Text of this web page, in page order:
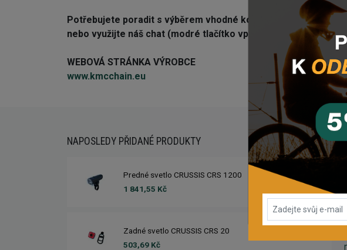
Potřebujete poradit s výběrem vhodné komponenty? Zanechte
nebo využijte náš chat (modré tlačítko vpravo dole).
WEBOVÁ STRÁNKA VÝROBCE
www.kmcchain.eu
NAPOSLEDY PŘIDANÉ PRODUKTY
Predné svetlo CRUSSIS CRS 1200
1 841,55 Kč
Zadné svetlo CRUSSIS CRS 20
503,69 Kč